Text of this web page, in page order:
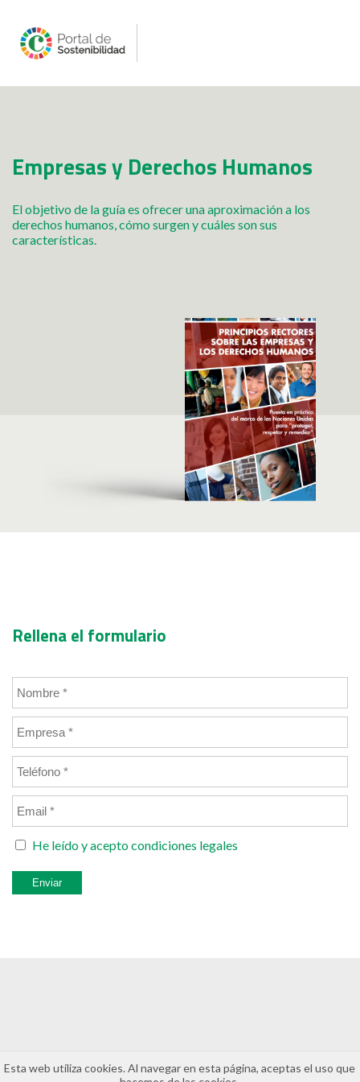
Empresas y Derechos Humanos
El objetivo de la guía es ofrecer una aproximación a los
derechos humanos, cómo surgen y cuáles son sus
características.
Rellena el formulario
He leído y aceptocondiciones legales
Esta web utiliza cookies. Al navegar en esta página, aceptas el uso que